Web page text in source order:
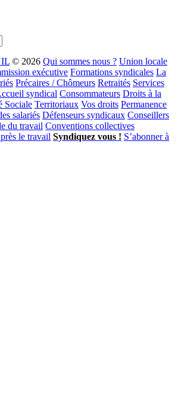
© 2026 Qui sommes nous ? Union locale
exécutive Formations syndicales La
Précaires / Chômeurs Retraités Services
syndical Consommateurs Droits à la
Sociale Territoriaux Vos droits Permanence
salariés Défenseurs syndicaux Conseillers
du travail Conventions collectives
le travail Syndiquez vous ! S’abonner à